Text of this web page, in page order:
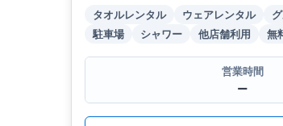
タオルレンタル ウェアレンタル
駐車場
シャワー 他店舗利用 無
営業時間
ー